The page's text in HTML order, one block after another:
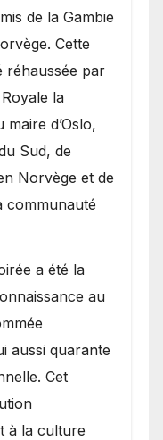
de la Gambie
Cette
réhaussée par
la
d’Oslo,
Sud, de
Norvège et de
communauté
a été la
au
aussi quarante
Cet
à la culture